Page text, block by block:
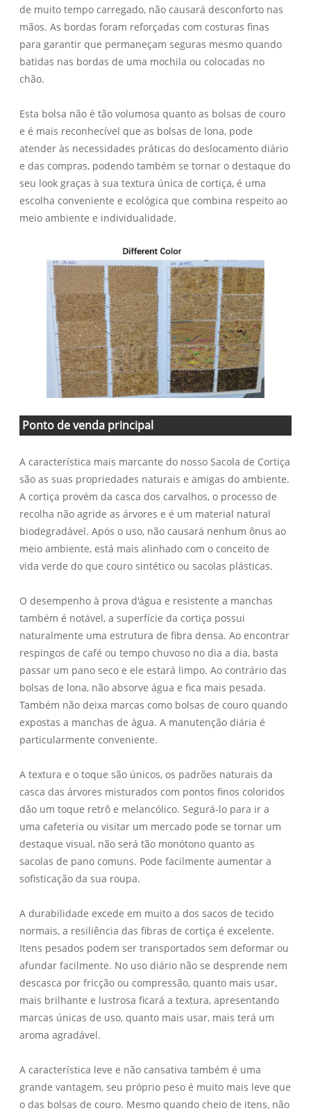
de muito tempo carregado, não causará desconforto nas
mãos. As bordas foram reforçadas com costuras finas
para garantir que permaneçam seguras mesmo quando
batidas nas bordas de uma mochila ou colocadas no
chão.
Esta bolsa não é tão volumosa quanto as bolsas de couro
e é mais reconhecível que as bolsas de lona, ​​pode
atender às necessidades práticas do deslocamento diário
e das compras, podendo também se tornar o destaque do
seu look graças à sua textura única de cortiça, é uma
escolha conveniente e ecológica que combina respeito ao
meio ambiente e individualidade.
Ponto de venda principal
A característica mais marcante do nosso Sacola de Cortiça
são as suas propriedades naturais e amigas do ambiente.
A cortiça provém da casca dos carvalhos, o processo de
recolha não agride as árvores e é um material natural
biodegradável. Após o uso, não causará nenhum ônus ao
meio ambiente, está mais alinhado com o conceito de
vida verde do que couro sintético ou sacolas plásticas.
O desempenho à prova d'água e resistente a manchas
também é notável, a superfície da cortiça possui
naturalmente uma estrutura de fibra densa. Ao encontrar
respingos de café ou tempo chuvoso no dia a dia, basta
passar um pano seco e ele estará limpo. Ao contrário das
bolsas de lona, ​​não absorve água e fica mais pesada.
Também não deixa marcas como bolsas de couro quando
expostas a manchas de água. A manutenção diária é
particularmente conveniente.
A textura e o toque são únicos, os padrões naturais da
casca das árvores misturados com pontos finos coloridos
dão um toque retrô e melancólico. Segurá-lo para ir a
uma cafeteria ou visitar um mercado pode se tornar um
destaque visual, não será tão monótono quanto as
sacolas de pano comuns. Pode facilmente aumentar a
sofisticação da sua roupa.
A durabilidade excede em muito a dos sacos de tecido
normais, a resiliência das fibras de cortiça é excelente.
Itens pesados ​​podem ser transportados sem deformar ou
afundar facilmente. No uso diário não se desprende nem
descasca por fricção ou compressão, quanto mais usar,
mais brilhante e lustrosa ficará a textura, apresentando
marcas únicas de uso, quanto mais usar, mais terá um
aroma agradável.
A característica leve e não cansativa também é uma
grande vantagem, seu próprio peso é muito mais leve que
o das bolsas de couro. Mesmo quando cheio de itens, não